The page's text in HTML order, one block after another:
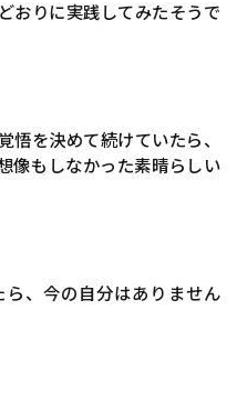
おりに実践してみたそうで
悟を決めて続けていたら、
像もしなかった素晴らしい
ら、今の自分はありません